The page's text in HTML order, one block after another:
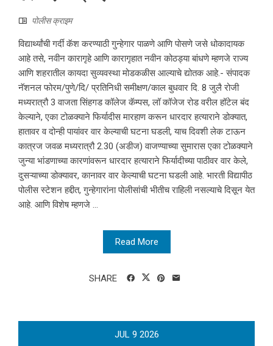
पोलीस क्राइम
विद्यार्थ्यांची गर्दी कॅश करण्याठी गुन्हेगार पाळणे आणि पोसणे जसे धोकादायक
आहे तसे, नवीन कारागृहे आणि कारागृहात नवीन कोठड्या बांधणे म्हणजे राज्य
आणि शहरातील कायदा सुव्यवस्था मोडकळीस आल्याचे द्योतक आहे.- संपादक
नॅशनल फोरम/पुणे/दि/ प्रतिनिधी समीक्षण/काल बुधवार दि. 8 जुलै रोजी
मध्यरात्रौ 3 वाजता सिंहगड कॉलेज कॅम्पस, लॉ कॉजेज रोड वरील हॉटेल बंद
केल्याने, एका टोळक्याने फिर्यादीस मारहाण करून धारदार हत्याराने डोक्यात,
हातावर व दोन्ही पायांवर वार केल्याची घटना घडली, याच दिवशी लेक टाऊन
कात्रज जवळ मध्यरात्रौ 2.30 (अडीज) वाजण्याच्या सुमारास एका टोळक्याने
जुन्या भांडणाच्या कारणांवरून धारदार हत्याराने फिर्यादीच्या पाठीवर वार केले,
दुसऱ्याच्या डोक्यावर, कानावर वार केल्याची घटना घडली आहे. भारती विद्यापीठ
पोलीस स्टेशन हद्दीत, गुन्हेगारांना पोलीसांची भीतीच राहिली नसल्याचे दिसून येत
आहे. आणि विशेष म्हणजे ...
Read More
SHARE
JUL 9 2026